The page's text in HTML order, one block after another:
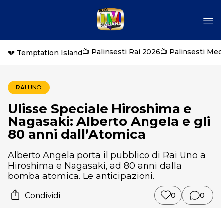
💔 Temptation Island📺 Palinsesti Rai 2026📺 Palinsesti
RAI UNO
Ulisse Speciale Hiroshima e
Nagasaki: Alberto Angela e gli
80 anni dall’Atomica
Alberto Angela porta il pubblico di Rai Uno a
Hiroshima e Nagasaki, ad 80 anni dalla
bomba atomica. Le anticipazioni.
Condividi 0 0